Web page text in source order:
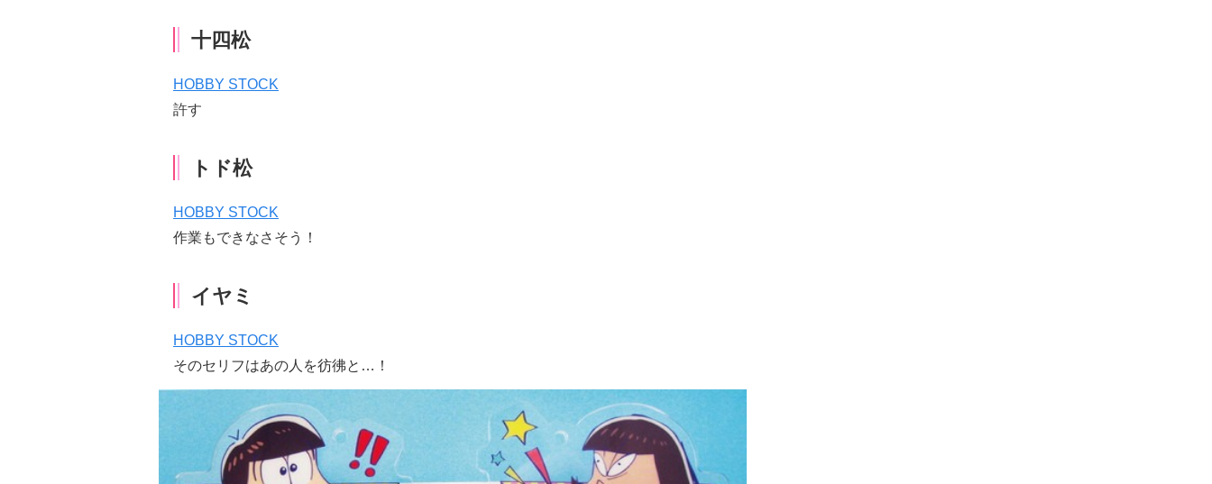
十四松
HOBBY STOCK
許す
トド松
HOBBY STOCK
作業もできなさそう！
イヤミ
HOBBY STOCK
そのセリフはあの人を彷彿と…！